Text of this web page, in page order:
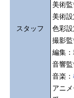
スタッフ
美術
美術
色彩
撮影
編集
音響
音楽：
アニ